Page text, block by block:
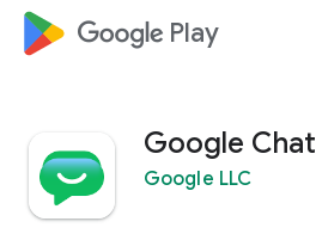
google_logo Play
Google Chat
Google LLC